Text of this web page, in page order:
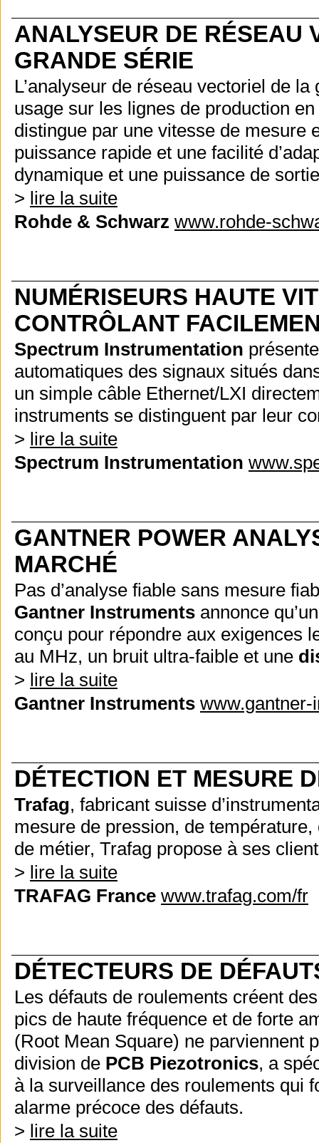
ANALYSEUR DE RÉSEAU
GRANDE SÉRIE
L’analyseur de réseau vectoriel de
usage sur les lignes de production
distingue par une vitesse de mesure
puissance rapide et une facilité
dynamique et une puissance de
> lire la suite
Rohde & Schwarz www.rohde-
NUMÉRISEURS HAUTE
CONTRÔLANT
Spectrum Instrumentation
automatiques des signaux situés
un simple câble Ethernet/LXI
instruments se distinguent par leur
> lire la suite
Spectrum Instrumentation
GANTNER POWER
MARCHÉ
Pas d’analyse fiable sans mesure
Gantner Instruments annonce
conçu pour répondre aux exigences
au MHz, un bruit ultra-faible et une
> lire la suite
Gantner Instruments
DÉTECTION ET MESURE
Trafag, fabricant suisse
mesure de pression, de
de métier, Trafag propose à ses
> lire la suite
TRAFAG France www.trafag.com/fr
DÉTECTEURS DE
Les défauts de roulements créent
pics de haute fréquence et de forte
(Root Mean Square) ne parviennent
division de PCB Piezotronics, a
à la surveillance des roulements qui
alarme précoce des défauts.
> lire la suite